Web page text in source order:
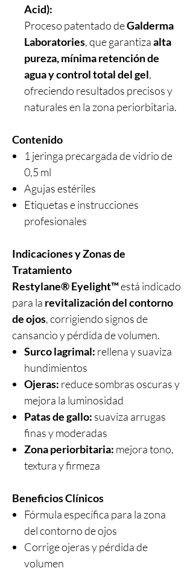
Acid):
Proceso patentado deGalderma
Laboratories, que garantizaalta
pureza, mínima retención de
agua y control total del gel,
ofreciendo resultados precisos y
naturales en la zona periorbitaria.
Contenido
1 jeringa precargada de vidrio de
0,5 ml
Agujas estériles
Etiquetas e instrucciones
profesionales
Indicaciones y Zonas de
Tratamiento
Restylane® Eyelight™está indicado
para la revitalización del contorno
de ojos, corrigiendo signos de
cansancio y pérdida de volumen.
Surco lagrimal: rellena y suaviza
hundimientos
Ojeras: reduce sombras oscuras y
mejora la luminosidad
Patas de gallo: suaviza arrugas
finas y moderadas
Zona periorbitaria: mejora tono,
textura y firmeza
Beneficios Clínicos
Fórmula específica para la zona
del contorno de ojos
Corrige ojeras y pérdida de
volumen